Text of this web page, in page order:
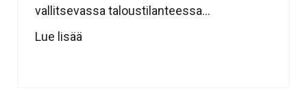
vallitsevassa taloustilanteessa...
Lue lisää